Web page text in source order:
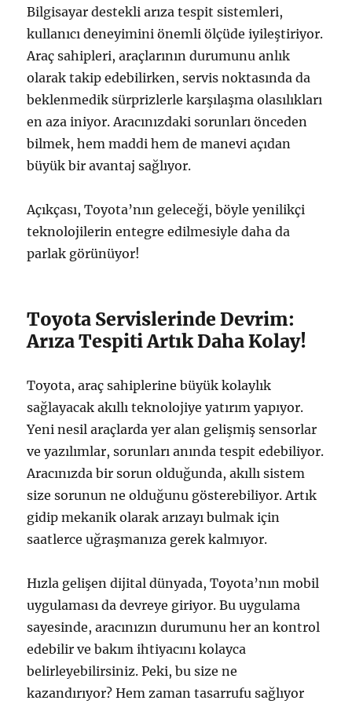
Bilgisayar destekli arıza tespit sistemleri,
kullanıcı deneyimini önemli ölçüde iyileştiriyor.
Araç sahipleri, araçlarının durumunu anlık
olarak takip edebilirken, servis noktasında da
beklenmedik sürprizlerle karşılaşma olasılıkları
en aza iniyor. Aracınızdaki sorunları önceden
bilmek, hem maddi hem de manevi açıdan
büyük bir avantaj sağlıyor.
Açıkçası, Toyota’nın geleceği, böyle yenilikçi
teknolojilerin entegre edilmesiyle daha da
parlak görünüyor!
Toyota Servislerinde Devrim:
Arıza Tespiti Artık Daha Kolay!
Toyota, araç sahiplerine büyük kolaylık
sağlayacak akıllı teknolojiye yatırım yapıyor.
Yeni nesil araçlarda yer alan gelişmiş sensorlar
ve yazılımlar, sorunları anında tespit edebiliyor.
Aracınızda bir sorun olduğunda, akıllı sistem
size sorunun ne olduğunu gösterebiliyor. Artık
gidip mekanik olarak arızayı bulmak için
saatlerce uğraşmanıza gerek kalmıyor.
Hızla gelişen dijital dünyada, Toyota’nın mobil
uygulaması da devreye giriyor. Bu uygulama
sayesinde, aracınızın durumunu her an kontrol
edebilir ve bakım ihtiyacını kolayca
belirleyebilirsiniz. Peki, bu size ne
kazandırıyor? Hem zaman tasarrufu sağlıyor